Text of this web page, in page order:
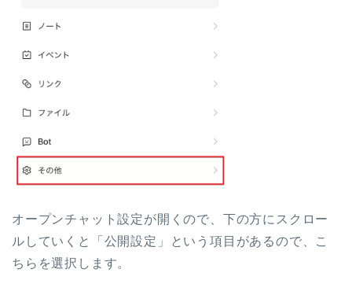
オープンチャット設定が開くので、下の方にスクロー
ルしていくと「公開設定」という項目があるので、こ
ちらを選択します。